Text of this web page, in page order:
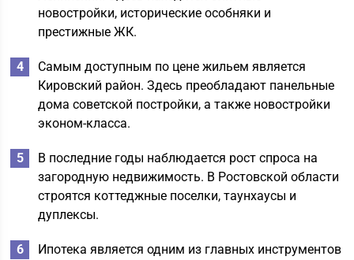
новостройки, исторические особняки и
престижные ЖК.
Самым доступным по цене жильем является
Кировский район. Здесь преобладают панельные
дома советской постройки, а также новостройки
эконом-класса.
В последние годы наблюдается рост спроса на
загородную недвижимость. В Ростовской области
строятся коттеджные поселки, таунхаусы и
дуплексы.
Ипотека является одним из главных инструментов